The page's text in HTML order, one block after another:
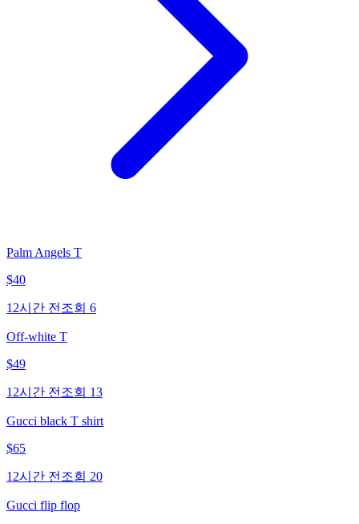
Palm Angels T
$40
12시간 전 조회 6
Off-white T
$49
12시간 전 조회 13
Gucci black T shirt
$65
12시간 전 조회 20
Gucci flip flop